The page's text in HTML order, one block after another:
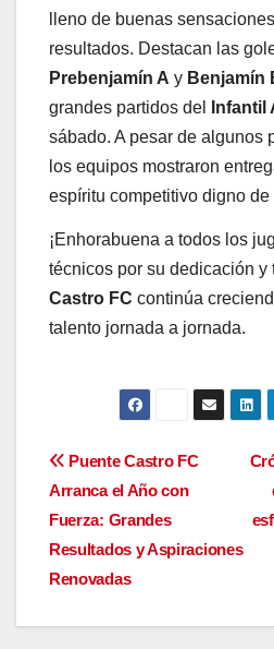
lleno de buenas
resultados. Destacan las
Prebenjamín A y Benjamín
grandes partidos del
Infantil
sábado. A pesar de algunos
los equipos mostraron
espíritu competitivo digno de
¡Enhorabuena a todos los
técnicos por su dedicación y
Castro FC continúa
talento jornada a jornada.
Navegación
de
entradas
Puente Castro FC
Arranca el Año con
Fuerza: Grandes
Resultados y Aspiraciones
Renovadas